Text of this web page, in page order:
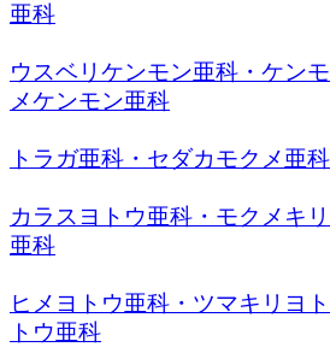
亜科
ウスベリケンモン亜科・ケン
メケンモン亜科
トラガ亜科・セダカモクメ亜科
カラスヨトウ亜科・モクメキ
亜科
ヒメヨトウ亜科・ツマキリヨ
トウ亜科